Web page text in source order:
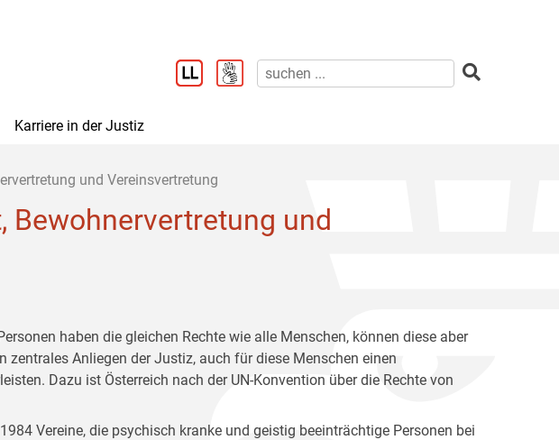
Karriere in der Justiz
und Vereinsvertretung
Bewohnervertretung und
haben die gleichen Rechte wie alle Menschen, können diese aber
Anliegen der Justiz, auch für diese Menschen einen
Dazu ist Österreich nach der UN-Konvention über die Rechte von
Vereine, die psychisch kranke und geistig beeinträchtige Personen bei